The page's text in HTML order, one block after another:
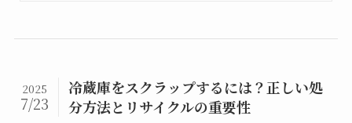
冷蔵庫をスクラップするには？正しい処
分方法とリサイクルの重要性
2025
7/23